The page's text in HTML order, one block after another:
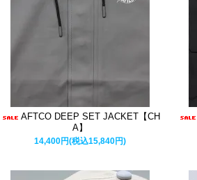
AFTCO DEEP SET JACKET【CH
A】
14,400円(税込15,840円)